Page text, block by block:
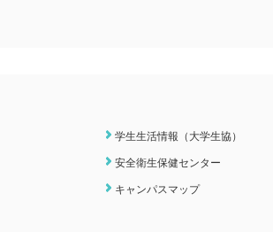
学生生活情報（大学生協）
安全衛生保健センター
キャンパスマップ